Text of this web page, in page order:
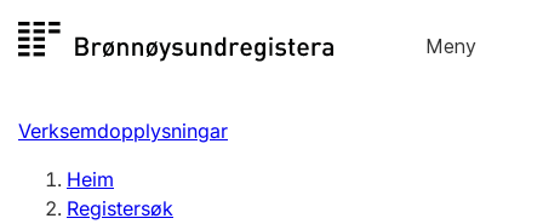
til
Meny
Registersøk
Aksjeselskap
Verksemdopplysningar
Heim
Registersøk